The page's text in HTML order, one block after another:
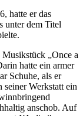
hatte er das
unter dem Titel
„Once a
hatte ein armer
Schuhe, als er
seiner Werkstatt ein
anschob. Auf